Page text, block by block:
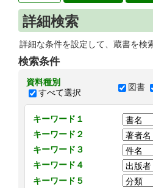
詳細検索
詳細な条件を設定して、蔵書を検
検索条件
資料種別
すべて選択
図書
キーワード１
キーワード２
キーワード３
キーワード４
キーワード５